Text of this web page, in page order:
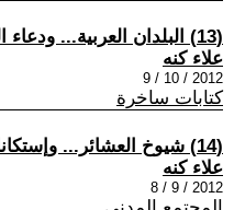
(13) البلدان العربية... ودعاء اليوم
علاء كنه
2012 / 10 / 9
كتابات ساخرة
(14) شيوخ العشائر... وإستكانات الرمادي
علاء كنه
2012 / 9 / 8